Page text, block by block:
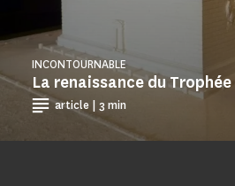
La renaissance du Trophée
INCONTOURNABLE
article | 3 min